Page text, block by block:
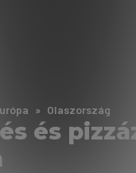
Olaszország
és